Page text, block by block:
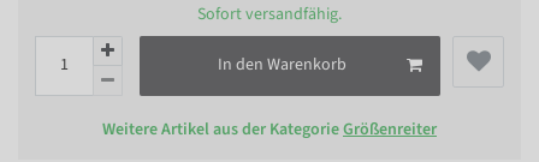
Sofort versandfähig.
In den Warenkorb
Weitere Artikel aus der KategorieGrößenreiter